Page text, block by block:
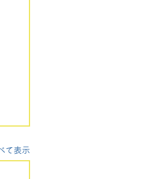
て表示